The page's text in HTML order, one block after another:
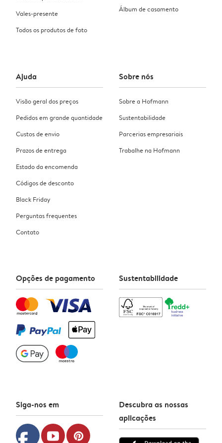
Vales-presente
Todos os produtos de foto
Álbum de casamento
Ajuda
Visão geral dos preços
Pedidos em grande quantidade
Custos de envio
Prazos de entrega
Estado da encomenda
Códigos de desconto
Black Friday
Perguntas frequentes
Contato
Sobre nós
Sobre a Hofmann
Sustentabilidade
Parcerias empresariais
Trabalhe na Hofmann
Opções de pagamento Sustentabilidade
Siga-nos em
youtube pinterest
Descubra as nossas
aplicações